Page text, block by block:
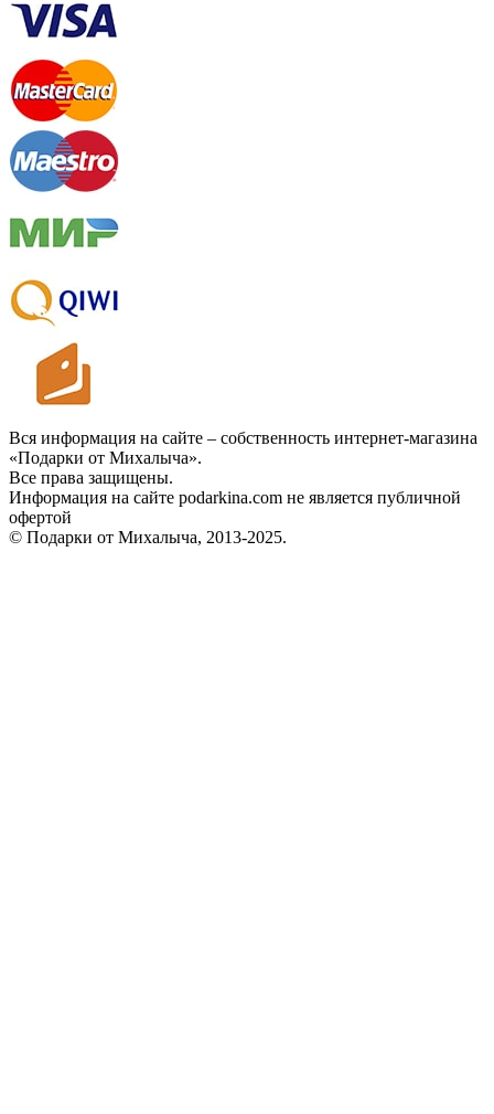
Вся информация на сайте – собственность интернет-магазина
«Подарки от Михалыча».
Все права защищены.
Информация на сайте podarkina.com не является публичной
офертой
© Подарки от Михалыча, 2013-2025.